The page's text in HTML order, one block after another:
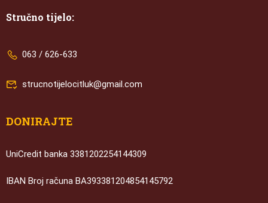
Stručno tijelo:
063 / 626-633
strucnotijelocitluk@gmail.com
DONIRAJTE
UniCredit banka 3381202254144309
IBAN Broj računa BA393381204854145792